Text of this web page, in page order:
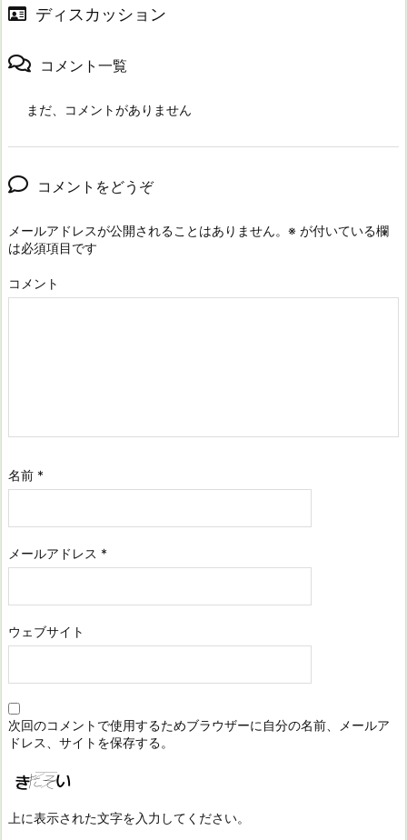
ディスカッション
コメント一覧
まだ、コメントがありません
コメントをどうぞ
メールアドレスが公開されることはありません。 ※ が付いている欄
は必須項目です
コメント
名前 *
メールアドレス *
ウェブサイト
次回のコメントで使用するためブラウザーに自分の名前、メールア
ドレス、サイトを保存する。
上に表示された文字を入力してください。